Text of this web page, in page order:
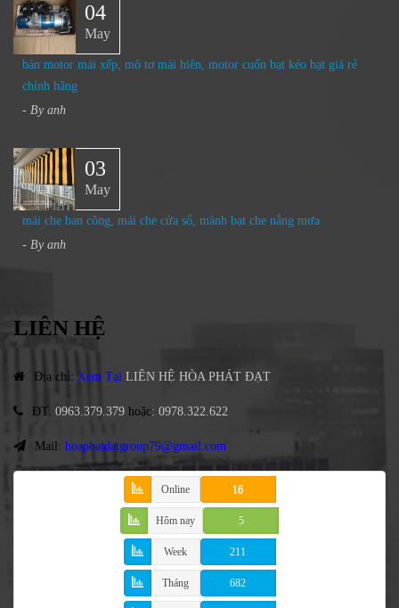
04
May
bán motor mái xếp, mô tơ mái hiên, motor cuốn bạt kéo bạt giá rẻ
chính hãng
- By anh
03
May
mái che ban công, mái che cửa sổ, mành bạt che nắng mưa
- By anh
LIÊN HỆ
Địa chỉ: Xem Tại LIÊN HỆ HÒA PHÁT ĐẠT
ĐT: 0963.379.379 hoặc: 0978.322.622
Mail: hoaphatdatgroup79@gmail.com
Online 16
Hôm nay 5
Week 211
Tháng 682